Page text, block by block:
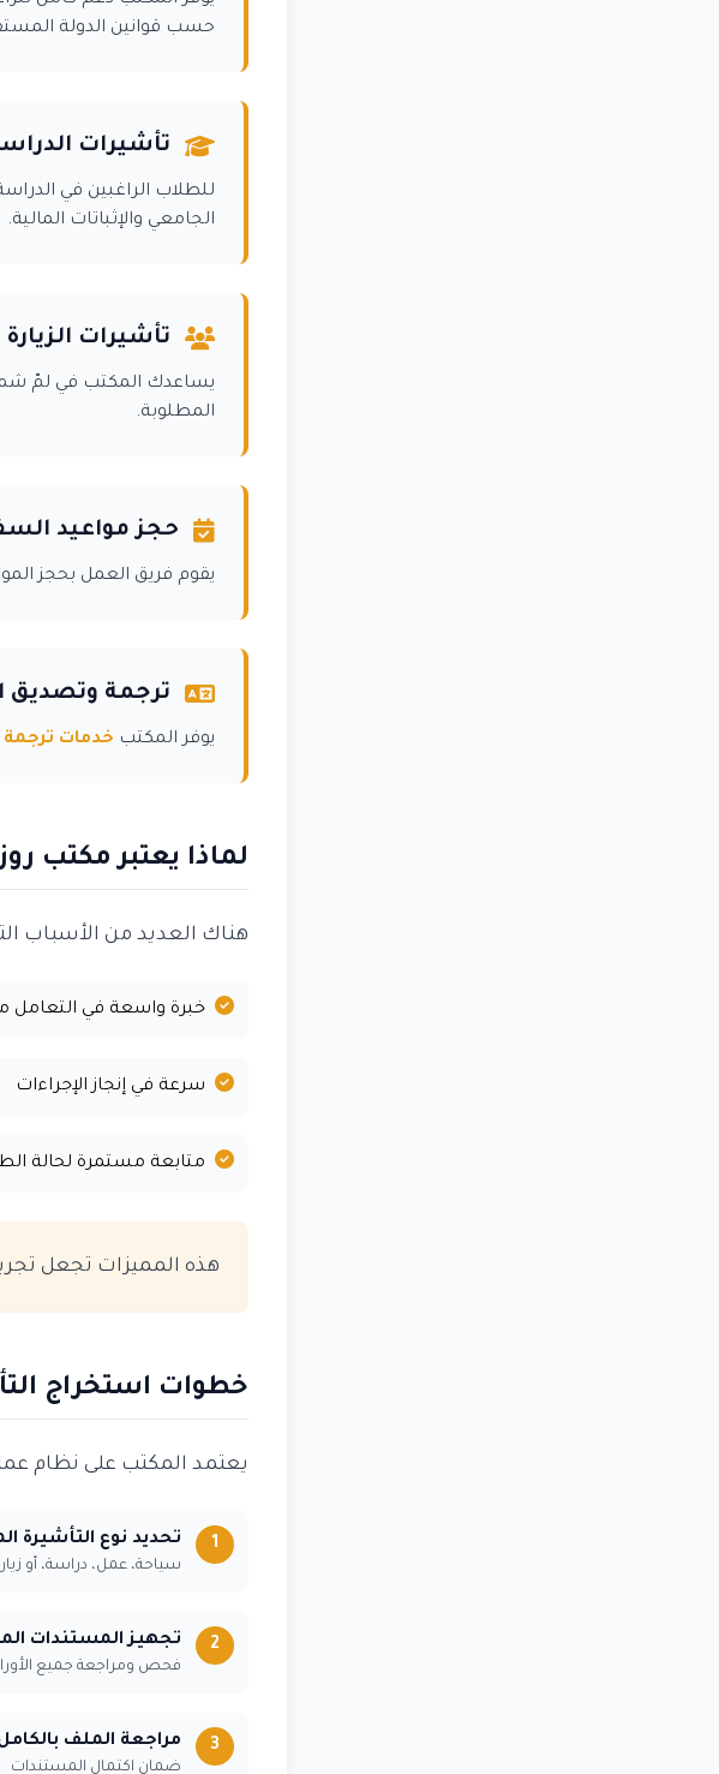
حسب قوانين الدولة
تأشيرات
للطلاب الراغبين في
الجامعي والإثباتات المالية.
تأشيرات الزيارة
يساعدك المكتب في لمّ
المطلوبة.
حجز مواعيد
يقوم فريق العمل بحجز
ترجمة وتصديق
يوفر المكتب خدمات ترجمة
لماذا يعتبر مكتب
هناك العديد من الأسباب
خبرة واسعة في التعامل
سرعة في إنجاز الإجراءات
متابعة مستمرة لحالة
هذه المميزات تجعل
خطوات استخراج
يعتمد المكتب على نظام
1 تحديد نوع
سياحة، عمل، دراسة، أو
2 تجهيز المستندات
فحص ومراجعة جميع
3 مراجعة الملف
ضمان اكتمال المستندات